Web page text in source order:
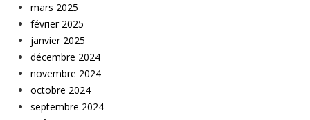
mars 2025
février 2025
janvier 2025
décembre 2024
novembre 2024
octobre 2024
septembre 2024